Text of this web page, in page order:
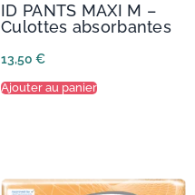
ID PANTS MAXI M –
Culottes absorbantes
13,50 €
Ajouter au panier